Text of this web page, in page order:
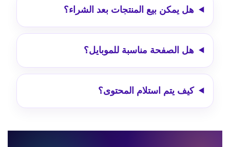
هل يمكن بيع المنتجات بعد الشراء؟
هل الصفحة مناسبة للموبايل؟
كيف يتم استلام المحتوى؟